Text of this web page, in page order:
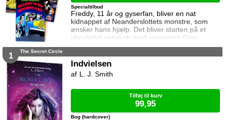
Freddy, 11 år og gyserfan, bliver en nat
kidnappet af Neanderslottets monstre, som
ønsker hans hjælp. Det bliver starten på et
ubrydeligt venskab med vampyren Grev
Dracula, varulven Eddie, den hovedløse ridder
Boris, mumien Mummy og bøvsedragen Nitan.
Specialtilbud
1 The Secret Circle
Indvielsen
Bog (hardcover)
L. J. Smith
Tilføj til kurv
99,95